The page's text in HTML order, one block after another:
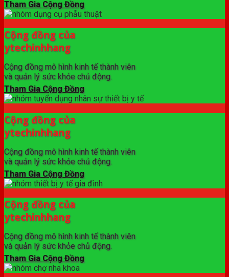
Tham Gia Cộng Đồng
Cộng đồng của
ytechinhhang
Cộng đồng mô hình kinh tế thành viên
và quản lý sức khỏe chủ động.
Tham Gia Cộng Đồng
Cộng đồng của
ytechinhhang
Cộng đồng mô hình kinh tế thành viên
và quản lý sức khỏe chủ động.
Tham Gia Cộng Đồng
Cộng đồng của
ytechinhhang
Cộng đồng mô hình kinh tế thành viên
và quản lý sức khỏe chủ động.
Tham Gia Cộng Đồng